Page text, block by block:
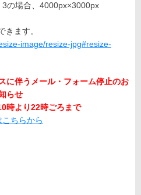
の場合、4000px×3000px
きます。
image/resize-jpg#resize-
に伴うメール・フォーム停止のお
らせ
時より22時ごろまで
こちらから